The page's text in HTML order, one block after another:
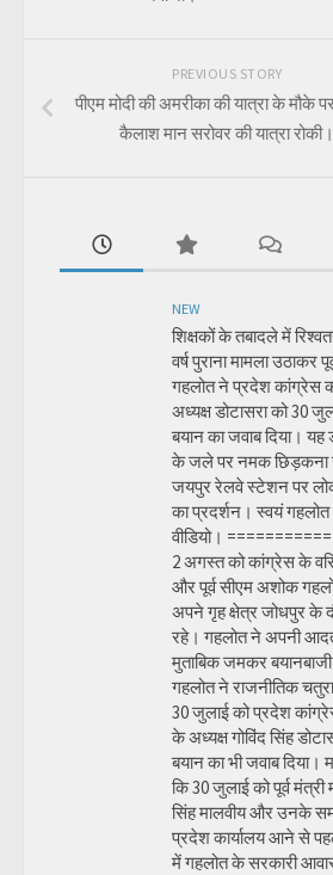
PREVIOUS STORY
पीएम मोदी की अमरीका की यात्रा के मौके
कैलाश मान सरोवर की यात्रा रोकी।
NEW
शिक्षकों के तबादले में
वर्ष पुराना मामला उठाकर
गहलोत ने प्रदेश कांग्रेस
अध्यक्ष डोटासरा को 30
बयान का जवाब दिया। यह
के जले पर नमक छिड़कना
जयपुर रेलवे स्टेशन पर
का प्रदर्शन। स्वयं गहलोत
वीडियो।
2 अगस्त को कांग्रेस के
और पूर्व सीएम अशोक
अपने गृह क्षेत्र जोधपुर के
रहे। गहलोत ने अपनी
मुताबिक जमकर
गहलोत ने राजनीतिक
30 जुलाई को प्रदेश
के अध्यक्ष गोविंद सिंह
बयान का भी जवाब दिया।
कि 30 जुलाई को पूर्व
सिंह मालवीय और उनके
प्रदेश कार्यालय आने से
में गहलोत के सरकारी